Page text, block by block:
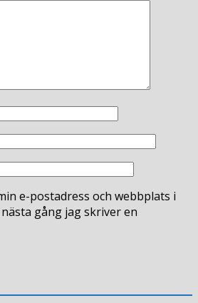
e-postadress och webbplats i
gång jag skriver en